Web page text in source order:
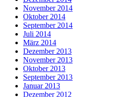
November 2014
Oktober 2014
September 2014
Juli 2014
März 2014
Dezember 2013
November 2013
Oktober 2013
September 2013
Januar 2013
Dezember 2012